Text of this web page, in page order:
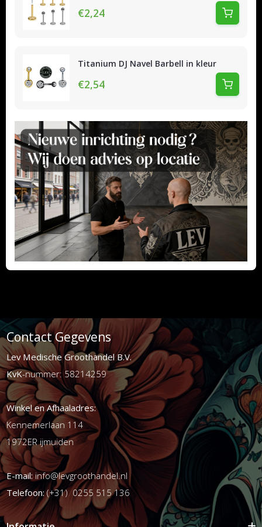
€2,24
Titanium DJ Navel Barbell in kleur
€2,54
Contact Gegevens
Lev Medische Groothandel B.V.
KvK-nummer: 58214259
Winkel en Afhaaladres:
Kennemerlaan 114
1972ER ijmuiden
E-mail:info@levgroothandel.nl
Telefoon:(+31) 0255 515 136